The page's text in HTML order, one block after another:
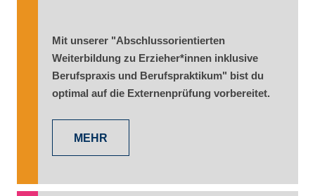
Mit unserer "Abschlussorientierten
Weiterbildung zu Erzieher​*innen inklusive
Berufspraxis und Berufspraktikum" bist du
optimal auf die Externenprüfung vorbereitet.
MEHR